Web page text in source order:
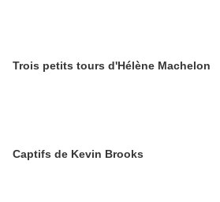
Trois petits tours d'Hélène Machelon
Captifs de Kevin Brooks